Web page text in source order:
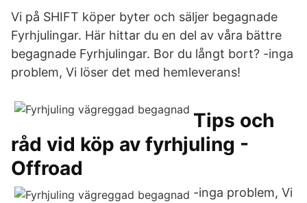
Vi på SHIFT köper byter och säljer begagnade
Fyrhjulingar. Här hittar du en del av våra bättre
begagnade Fyrhjulingar. Bor du långt bort? -inga
problem, Vi löser det med hemleverans!
Tips och
råd vid köp av fyrhjuling -
Offroad
-inga problem, Vi